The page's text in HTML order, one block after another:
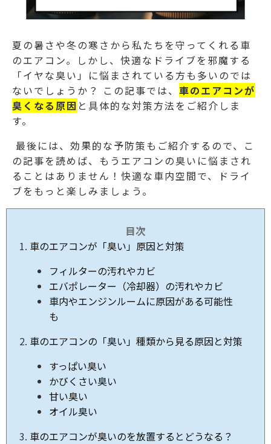
夏の暑さや冬の寒さから私たちを守ってくれる車
のエアコン。しかし、快適なドライブを邪魔する
「イヤな臭い」に悩まされている方も多いのでは
ないでしょうか？ この記事では、 車のエアコンが
臭くなる原因 と具体的な対策方法をご紹介しま
す。
最後には、効果的な予防策もご紹介するので、こ
の記事を読めば、もうエアコンの臭いに悩まされ
ることはありません！快適な車内空間で、ドライ
ブをもっと楽しみましょう。
目次
車のエアコンが「臭い」原因と対策
フィルターの汚れやカビ
エバポレーター（冷却器）の汚れやカビ
車内やエンジンルームに原因がある可能性
も
車のエアコンの「臭い」種類から見る原因と対策
すっぱい臭い
かびくさい臭い
甘い臭い
オイル臭い
車のエアコンが臭いのを放置するとどうなる？